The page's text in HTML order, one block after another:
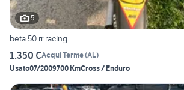
5
beta 50 rr racing
1.350 €Acqui Terme(AL)
Usato07/2009700 KmCross / Enduro